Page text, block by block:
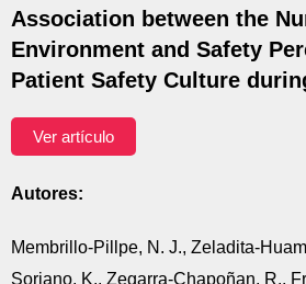
Association between the
Environment and Safety
Patient Safety Culture
Ver artículo
Autores:
Membrillo-Pillpe, N. J., Zeladita-
Soriano, K., Zegarra-Chapoñan, R.,